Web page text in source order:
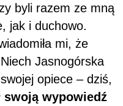
byli razem ze mną
jak i duchowo.
mi, że
Jasnogórska
opiece – dziś,
swoją wypowiedź